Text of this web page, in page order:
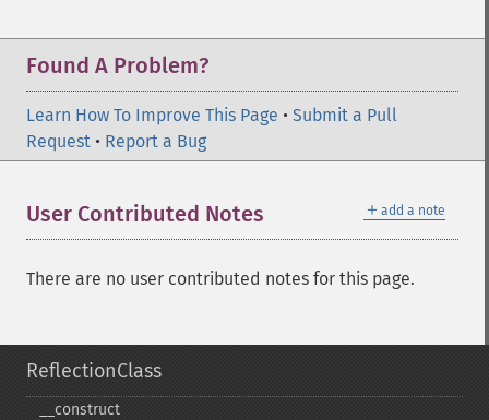
Found A Problem?
Learn How To Improve This Page • Submit a Pull
Request • Report a Bug
＋ add a note
User Contributed Notes
There are no user contributed notes for this page.
ReflectionClass
_​_​construct